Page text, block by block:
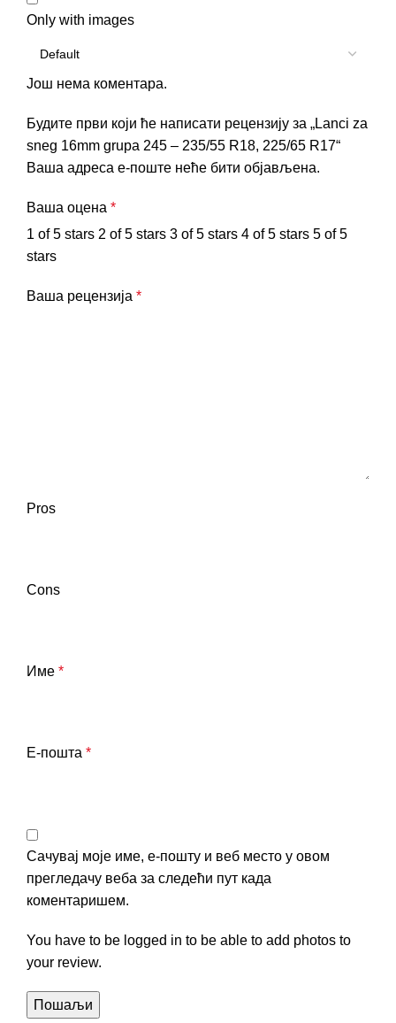
Only with images
Још нема коментара.
Будите први који ће написати рецензију за „Lanci za
sneg 16mm grupa 245 – 235/55 R18, 225/65 R17“
Ваша адреса е-поште неће бити објављена.
Ваша оцена *
1 of 5 stars 2 of 5 stars 3 of 5 stars 4 of 5 stars 5 of 5
stars
Ваша рецензија *
Pros
Cons
Име *
Е-пошта *
Сачувај моје име, е-пошту и веб место у овом
прегледачу веба за следећи пут када
коментаришем.
You have to be logged in to be able to add photos to
your review.